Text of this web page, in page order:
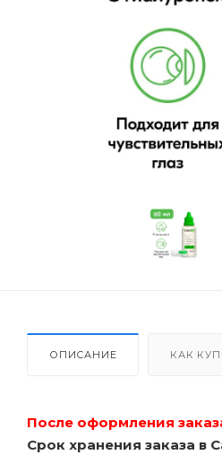
ОПИСАНИЕ КАК
После оформления
Срок хранения заказа в